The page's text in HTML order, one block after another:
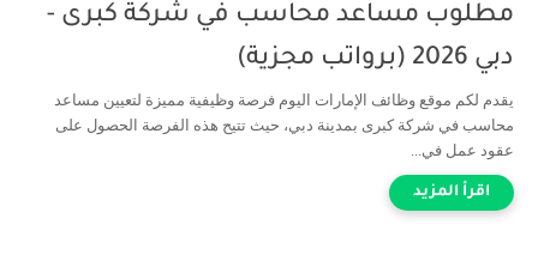
مطلوب مساعد محاسب في شركة كبرى -
دبي 2026 (برواتب مجزية)
يقدم لكم موقع وظائف الإمارات اليوم فرصة وظيفية مميزة لتعيين مساعد
محاسب في شركة كبرى بمدينة دبي، حيث تتيح هذه الفرصة الحصول على
عقود عمل في...